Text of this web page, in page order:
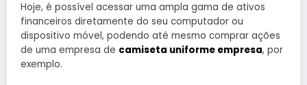
Hoje, é possível acessar uma ampla gama de ativos
financeiros diretamente do seu computador ou
dispositivo móvel, podendo até mesmo comprar ações
de uma empresa de camiseta uniforme empresa, por
exemplo.